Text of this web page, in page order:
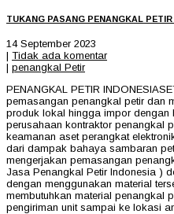
TUKANG PASANG PENANGKAL
14 September 2023
| Tidak ada komentar
| penangkal Petir
PENANGKAL PETIR
pemasangan penangkal petir dan
produk lokal hingga impor dengan
perusahaan kontraktor penangkal
keamanan aset perangkat
dari dampak bahaya sambaran
mengerjakan pemasangan
Jasa Penangkal Petir Indonesia )
dengan menggunakan material
membutuhkan material penangkal
pengiriman unit sampai ke lokasi